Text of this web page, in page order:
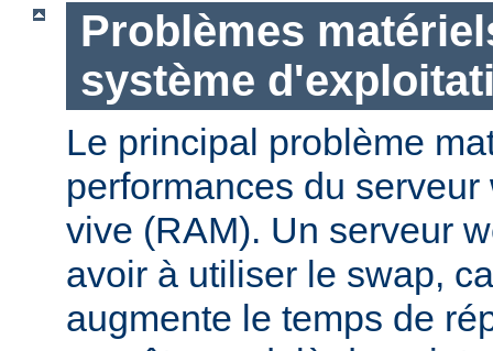
Problèmes
système
Le principal problème
performances du
vive (RAM). Un serveur
avoir à utiliser le swap,
augmente le temps de